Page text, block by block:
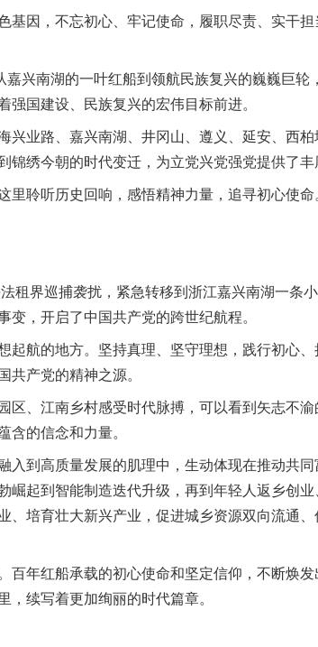
因，不忘初心、牢记使命，履职尽责、实干担
南湖的一叶红船到领航民族复兴的巍巍巨轮
国建设、民族复兴的宏伟目标前进。
业路、嘉兴南湖、井冈山、遵义、延安、西
绣今朝的时代变迁，为立党兴党强党提供了丰
聆听历史回响，感悟精神力量，追寻初心使命
界巡捕袭扰，紧急转移到浙江嘉兴南湖一条
，开启了中国共产党的跨世纪航程。
航的地方。坚持真理、坚守理想，践行初心、
共产党的精神之源。
、江南乡村感受时代脉搏，可以看到矢志不渝
含的信念和力量。
到高质量发展的肌理中，生动体现在推动共同
崛起到智能制造迭代升级，再到年轻人返乡创
、培育壮大新兴产业，促进城乡资源双向流通
年红船承载的初心使命和坚定信仰，不断焕发
续写着更加绚丽的时代篇章。